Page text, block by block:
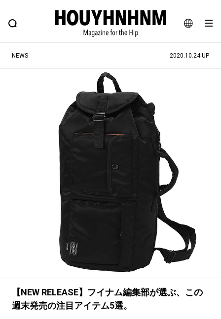
JA
EN
FEATURE BLOG SNAP
ヒップなファッション、カルチャー、ライフスタイルWEBマガジン
#SHOPPING ADDICT #憧れの逸品
#ESSENTIAL DESIGNS #古着サミット
#NEW VINTAGE #マイナーグッド図鑑
#路地裏てぃーん。 #MONTHLY JOURNAL
#フイナムのYouTube
#Commune H
#FASHION #MUSIC #MOVIE
#OUTDOOR
#SPORTS #HANDSOME HANDBOOK
NEWS 2020.10.24 UP
【NEW RELEASE】フイナム編集部が選ぶ、この
週末発売の注目アイテム5選。